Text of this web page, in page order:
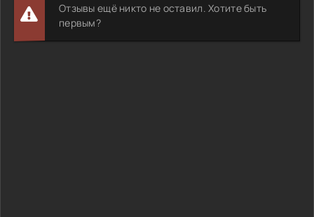
Отзывы ещё никто не оставил. Хотите быть
первым?